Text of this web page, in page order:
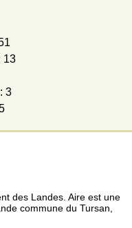
13
3
des Landes. Aire est une
commune du Tursan,